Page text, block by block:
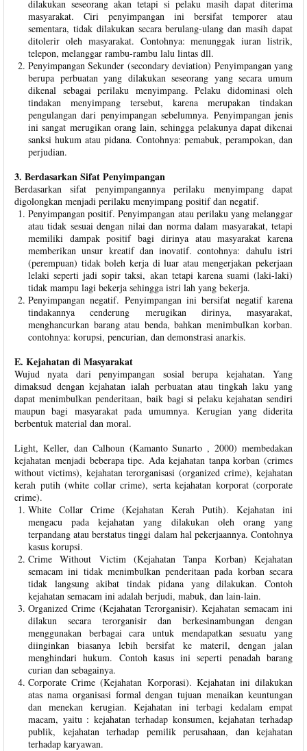
dilakukan seseorang akan tetapi si pelaku masih dapat diterima
masyarakat. Ciri penyimpangan ini bersifat temporer atau
sementara, tidak dilakukan secara berulang-ulang dan masih dapat
ditolerir oleh masyarakat. Contohnya: menunggak iuran listrik,
telepon, melanggar rambu-rambu lalu lintas dll.
Penyimpangan Sekunder (secondary deviation) Penyimpangan yang
berupa perbuatan yang dilakukan seseorang yang secara umum
dikenal sebagai perilaku menyimpang. Pelaku didominasi oleh
tindakan menyimpang tersebut, karena merupakan tindakan
pengulangan dari penyimpangan sebelumnya. Penyimpangan jenis
ini sangat merugikan orang lain, sehingga pelakunya dapat dikenai
sanksi hukum atau pidana. Contohnya: pemabuk, perampokan, dan
perjudian.
3. Berdasarkan Sifat Penyimpangan
Berdasarkan sifat penyimpangannya perilaku menyimpang dapat
digolongkan menjadi perilaku menyimpang positif dan negatif.
Penyimpangan positif. Penyimpangan atau perilaku yang melanggar
atau tidak sesuai dengan nilai dan norma dalam masyarakat, tetapi
memiliki dampak positif bagi dirinya atau masyarakat karena
memberikan unsur kreatif dan inovatif. contohnya: dahulu istri
(perempuan) tidak boleh kerja di luar atau mengerjakan pekerjaan
lelaki seperti jadi sopir taksi, akan tetapi karena suami (laki-laki)
tidak mampu lagi bekerja sehingga istri lah yang bekerja.
Penyimpangan negatif. Penyimpangan ini bersifat negatif karena
tindakannya cenderung merugikan dirinya, masyarakat,
menghancurkan barang atau benda, bahkan menimbulkan korban.
contohnya: korupsi, pencurian, dan demonstrasi anarkis.
E. Kejahatan di Masyarakat
Wujud nyata dari penyimpangan sosial berupa kejahatan. Yang
dimaksud dengan kejahatan ialah perbuatan atau tingkah laku yang
dapat menimbulkan penderitaan, baik bagi si pelaku kejahatan sendiri
maupun bagi masyarakat pada umumnya. Kerugian yang diderita
berbentuk material dan moral.
Light, Keller, dan Calhoun (Kamanto Sunarto , 2000) membedakan
kejahatan menjadi beberapa tipe. Ada kejahatan tanpa korban (crimes
without victims), kejahatan terorganisasi (organized crime), kejahatan
kerah putih (white collar crime), serta kejahatan korporat (corporate
crime).
White Collar Crime (Kejahatan Kerah Putih). Kejahatan ini
mengacu pada kejahatan yang dilakukan oleh orang yang
terpandang atau berstatus tinggi dalam hal pekerjaannya. Contohnya
kasus korupsi.
Crime Without Victim (Kejahatan Tanpa Korban) Kejahatan
semacam ini tidak menimbulkan penderitaan pada korban secara
tidak langsung akibat tindak pidana yang dilakukan. Contoh
kejahatan semacam ini adalah berjudi, mabuk, dan lain-lain.
Organized Crime (Kejahatan Terorganisir). Kejahatan semacam ini
dilakun secara terorganisir dan berkesinambungan dengan
menggunakan berbagai cara untuk mendapatkan sesuatu yang
diinginkan biasanya lebih bersifat ke materil, dengan jalan
menghindari hukum. Contoh kasus ini seperti penadah barang
curian dan sebagainya.
Corporate Crime (Kejahatan Korporasi). Kejahatan ini dilakukan
atas nama organisasi formal dengan tujuan menaikan keuntungan
dan menekan kerugian. Kejahatan ini terbagi kedalam empat
macam, yaitu : kejahatan terhadap konsumen, kejahatan terhadap
publik, kejahatan terhadap pemilik perusahaan, dan kejahatan
terhadap karyawan.